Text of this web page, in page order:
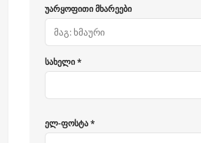
უარყოფითი მხარეები
სახელი *
ელ-ფოსტა *